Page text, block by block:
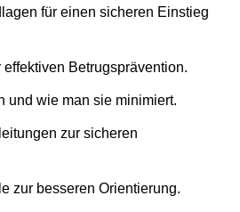
zum Experten. Vermeide
deine Coins und werde
im Umgang mit Bitcoin.
Kauf ein kostenloses 1:1-
beraten und hol das
in die Krypto-Welt heraus.
für einen sicheren Einstieg
Betrugsprävention.
und wie man sie minimiert.
zur sicheren
zur besseren Orientierung.